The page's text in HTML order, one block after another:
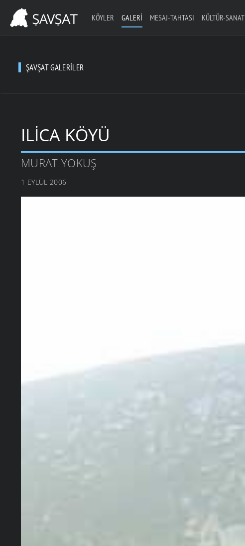
KÖYLER GALERI MESAJ-TAHTASI KÜLTÜR-SANAT
ŞAVŞAT GALERILER
ILICA KÖYÜ
MURAT YOKUŞ
1 EYLÜL 2006